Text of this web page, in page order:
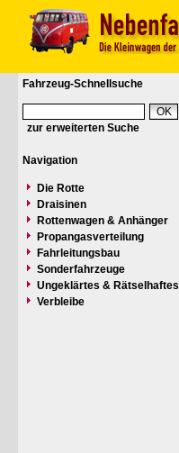
Fahrzeug-Schnellsuche
zur erweiterten Suche
Navigation
Die Rotte
Draisinen
Rottenwagen & Anhänger
Propangasverteilung
Fahrleitungsbau
Sonderfahrzeuge
Ungeklärtes & Rätselhaftes
Verbleibe